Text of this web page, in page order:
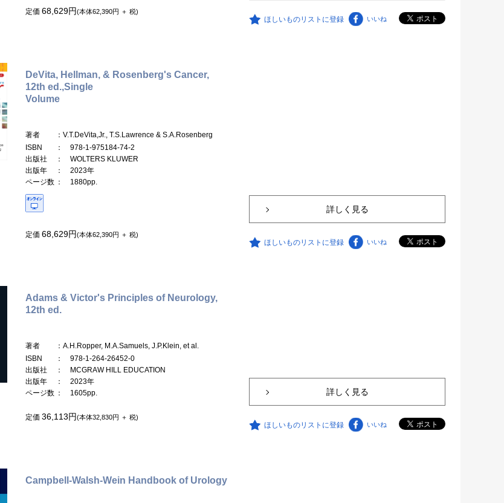
定価 68,629円(本体62,390円 ＋ 税)
ほしいものリストに登録 いいね
DeVita, Hellman, & Rosenberg's Cancer,
12th ed.,Single
Volume
著者
：V.T.DeVita,Jr., T.S.Lawrence & S.A.Rosenberg
ISBN
： 978-1-975184-74-2
出版社
： WOLTERS KLUWER
出版年
： 2023年
ページ数 ： 1880pp.
定価 68,629円(本体62,390円 ＋ 税)
詳しく見る
ほしいものリストに登録 いいね
Adams & Victor's Principles of Neurology,
12th ed.
著者
：A.H.Ropper, M.A.Samuels, J.P.Klein, et al.
ISBN
： 978-1-264-26452-0
出版社
： MCGRAW HILL EDUCATION
出版年
： 2023年
ページ数 ： 1605pp.
定価 36,113円(本体32,830円 ＋ 税)
詳しく見る
ほしいものリストに登録 いいね
Campbell-Walsh-Wein Handbook of Urology